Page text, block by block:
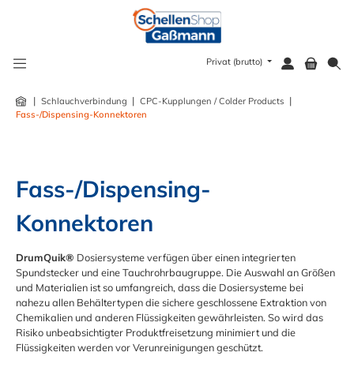
Privat (brutto)
| Schlauchverbindung | CPC-Kupplungen / Colder Products |
Fass-/Dispensing-Konnektoren
Fass-/Dispensing-
Konnektoren
DrumQuik® Dosiersysteme verfügen über einen integrierten
Spundstecker und eine Tauchrohrbaugruppe. Die Auswahl an Größen
und Materialien ist so umfangreich, dass die Dosiersysteme bei
nahezu allen Behältertypen die sichere geschlossene Extraktion von
Chemikalien und anderen Flüssigkeiten gewährleisten. So wird das
Risiko unbeabsichtigter Produktfreisetzung minimiert und die
Flüssigkeiten werden vor Verunreinigungen geschützt.